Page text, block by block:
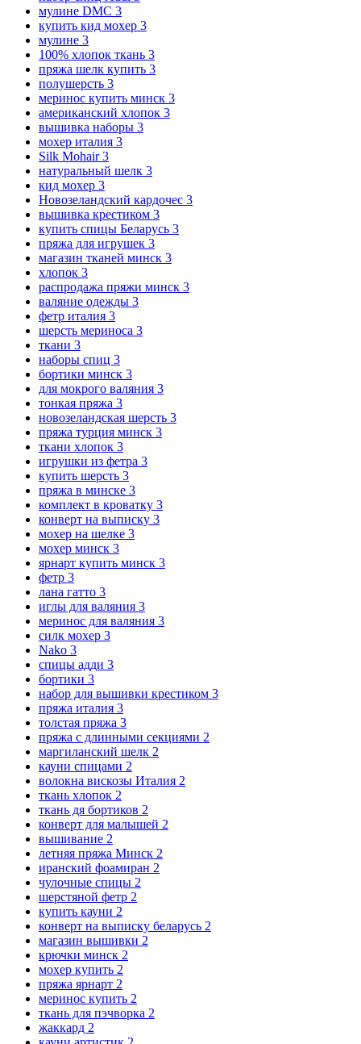
мулине DMC 3
купить кид мохер 3
мулине 3
100% хлопок ткань 3
пряжа шелк купить 3
полушерсть 3
меринос купить минск 3
американский хлопок 3
вышивка наборы 3
мохер италия 3
Silk Mohair3
натуральный шелк 3
кид мохер 3
Новозеландский кардочес 3
вышивка крестиком 3
купить спицы Беларусь 3
пряжа для игрушек 3
магазин тканей минск 3
хлопок 3
распродажа пряжи минск 3
валяние одежды 3
фетр италия 3
шерсть мериноса 3
ткани 3
наборы спиц 3
бортики минск 3
для мокрого валяния 3
тонкая пряжа 3
новозеландская шерсть 3
пряжа турция минск 3
ткани хлопок 3
игрушки из фетра 3
купить шерсть 3
пряжа в минске 3
комплект в кроватку 3
конверт на выписку 3
мохер на шелке 3
мохер минск 3
ярнарт купить минск 3
фетр 3
лана гатто 3
иглы для валяния 3
меринос для валяния 3
силк мохер 3
Nako 3
спицы адди 3
бортики 3
набор для вышивки крестиком 3
пряжа италия 3
толстая пряжа 3
пряжа с длинными секциями 2
маргиланский шелк 2
кауни спицами 2
волокна вискозы Италия 2
ткань хлопок 2
ткань дя бортиков 2
конверт для малышей 2
вышивание 2
летняя пряжа Минск 2
иранский фоамиран 2
чулочные спицы 2
шерстяной фетр 2
купить кауни 2
конверт на выписку беларусь 2
магазин вышивки 2
крючки минск 2
мохер купить 2
пряжа ярнарт 2
меринос купить 2
ткань для пэчворка 2
жаккард 2